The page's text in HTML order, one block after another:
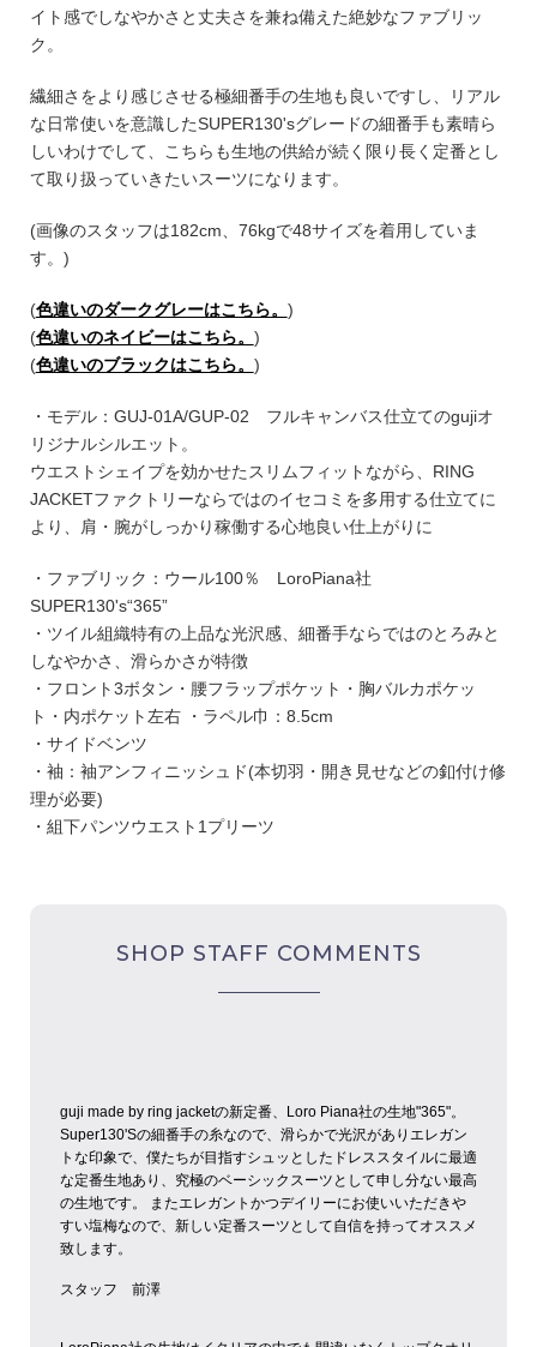
イト感でしなやかさと丈夫さを兼ね備えた絶妙なファブリッ
ク。
繊細さをより感じさせる極細番手の生地も良いですし、リアル
な日常使いを意識したSUPER130'sグレードの細番手も素晴ら
しいわけでして、こちらも生地の供給が続く限り長く定番とし
て取り扱っていきたいスーツになります。
(画像のスタッフは182cm、76kgで48サイズを着用していま
す。)
(色違いのダークグレーはこちら。 )
(色違いのネイビーはこちら。 )
(色違いのブラックはこちら。 )
・モデル：GUJ-01A/GUP-02 フルキャンバス仕立てのgujiオ
リジナルシルエット。
ウエストシェイプを効かせたスリムフィットながら、RING
JACKETファクトリーならではのイセコミを多用する仕立てに
より、肩・腕がしっかり稼働する心地良い仕上がりに
・ファブリック：ウール100％ LoroPiana社
SUPER130's“365”
・ツイル組織特有の上品な光沢感、細番手ならではのとろみと
しなやかさ、滑らかさが特徴
・フロント3ボタン・腰フラップポケット・胸バルカポケッ
ト・内ポケット左右 ・ラペル巾：8.5cm
・サイドベンツ
・袖：袖アンフィニッシュド(本切羽・開き見せなどの釦付け修
理が必要)
・組下パンツウエスト1プリーツ
SHOP STAFF COMMENTS
guji made by ring jacketの新定番、Loro Piana社の生地"365"。
Super130'Sの細番手の糸なので、滑らかで光沢がありエレガン
トな印象で、僕たちが目指すシュッとしたドレススタイルに最適
な定番生地あり、究極のベーシックスーツとして申し分ない最高
の生地です。
またエレガントかつデイリーにお使いいただきや
すい塩梅なので、新しい定番スーツとして自信を持ってオススメ
致します。
スタッフ 前澤